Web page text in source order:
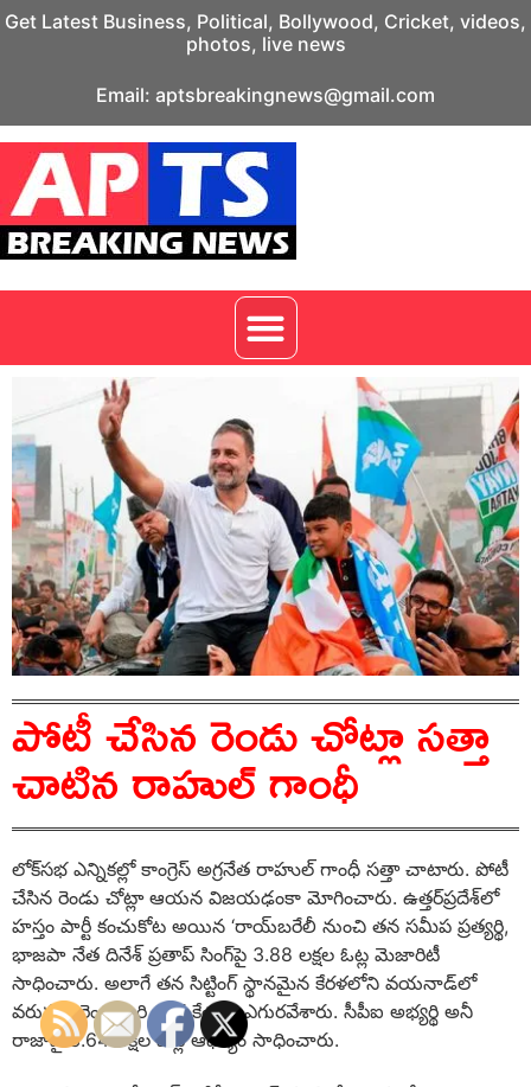
Get Latest Business, Political, Bollywood, Cricket, videos,
photos, live news
Email: aptsbreakingnews@gmail.com
పోటీ చేసిన రెండు చోట్లా సత్తా
చాటిన రాహుల్ గాంధీ
లోక్‌సభ ఎన్నికల్లో కాంగ్రెస్‌ అగ్రనేత రాహుల్‌ గాంధీ సత్తా చాటారు. పోటీ
చేసిన రెండు చోట్లా ఆయన విజయఢంకా మోగించారు. ఉత్తర్‌ప్రదేశ్‌లో
హస్తం పార్టీ కంచుకోట అయిన ‘రాయ్‌బరేలీ నుంచి తన సమీప ప్రత్యర్థి,
భాజపా నేత దినేశ్‌ ప్రతాప్‌ సింగ్‌పై 3.88 లక్షల ఓట్ల మెజారిటీ
సాధించారు. అలాగే తన సిట్టింగ్‌ స్థానమైన కేరళలోని వయనాడ్‌లో
వరుసగా రెండోసారి జయకేతనం ఎగురవేశారు. సీపీఐ అభ్యర్థి అనీ
రాజాపై 3.64 లక్షల ఓట్ల ఆధిక్యం సాధించారు.